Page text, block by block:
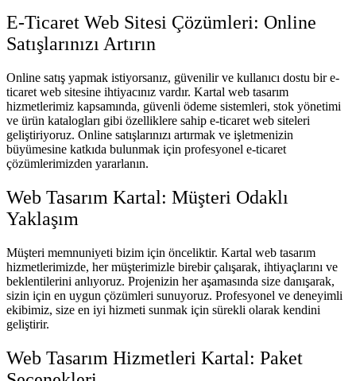
E-Ticaret Web Sitesi Çözümleri: Online
Satışlarınızı Artırın
Online satış yapmak istiyorsanız, güvenilir ve kullanıcı dostu bir e-
ticaret web sitesine ihtiyacınız vardır. Kartal web tasarım
hizmetlerimiz kapsamında, güvenli ödeme sistemleri, stok yönetimi
ve ürün katalogları gibi özelliklere sahip e-ticaret web siteleri
geliştiriyoruz. Online satışlarınızı artırmak ve işletmenizin
büyümesine katkıda bulunmak için profesyonel e-ticaret
çözümlerimizden yararlanın.
Web Tasarım Kartal: Müşteri Odaklı
Yaklaşım
Müşteri memnuniyeti bizim için önceliktir. Kartal web tasarım
hizmetlerimizde, her müşterimizle birebir çalışarak, ihtiyaçlarını ve
beklentilerini anlıyoruz. Projenizin her aşamasında size danışarak,
sizin için en uygun çözümleri sunuyoruz. Profesyonel ve deneyimli
ekibimiz, size en iyi hizmeti sunmak için sürekli olarak kendini
geliştirir.
Web Tasarım Hizmetleri Kartal: Paket